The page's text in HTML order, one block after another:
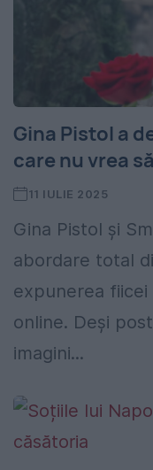
Gina Pistol a
care nu vrea
11 IULIE 2025
Gina Pistol și
abordare total
expunerea
online. Deși
imagini...